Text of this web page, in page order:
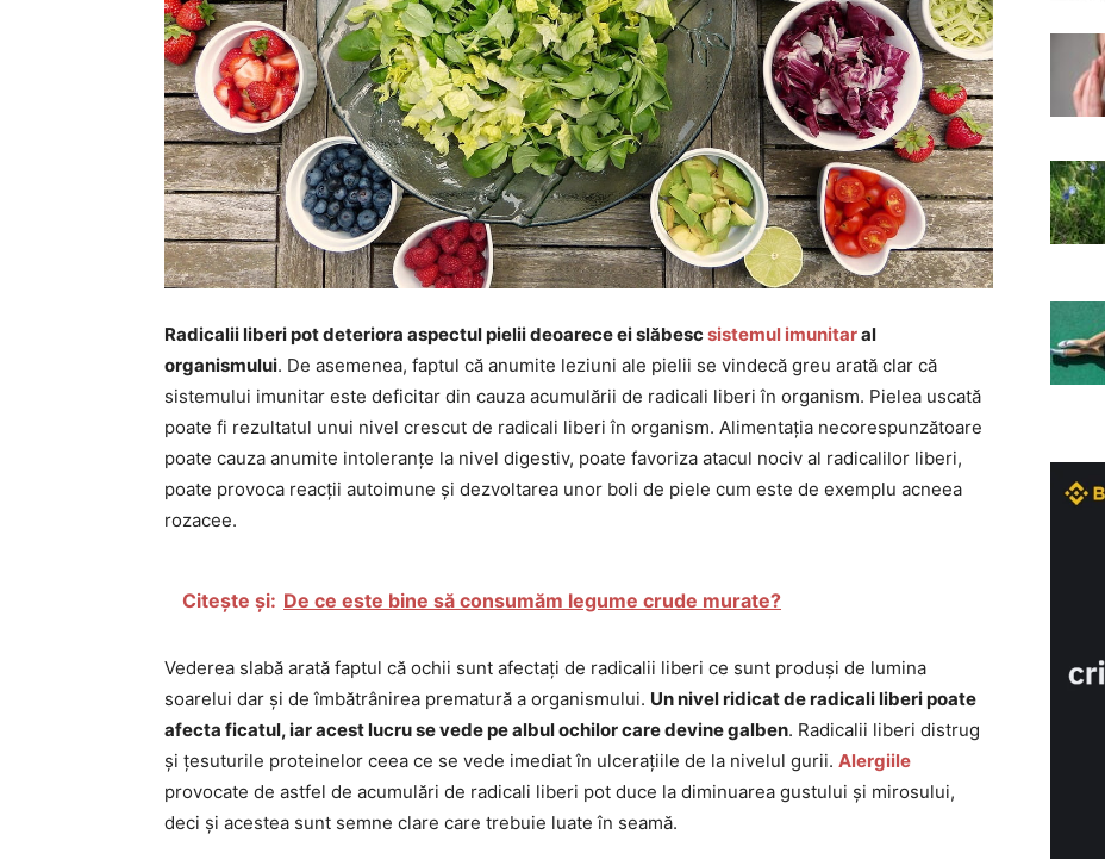
Radicalii liberi pot deteriora aspectul pielii deoarece ei slăbescsistemul imunitaral
organismului. De asemenea, faptul că anumite leziuni ale pielii se vindecă greu arată clar că
sistemului imunitar este deficitar din cauza acumulării de radicali liberi în organism. Pielea uscată
poate fi rezultatul unui nivel crescut de radicali liberi în organism. Alimentația necorespunzătoare
poate cauza anumite intoleranțe la nivel digestiv, poate favoriza atacul nociv al radicalilor liberi,
poate provoca reacții autoimune și dezvoltarea unor boli de piele cum este de exemplu acneea
rozacee.
Citește și: De ce este bine să consumăm legume crude murate?
Vederea slabă arată faptul că ochii sunt afectați de radicalii liberi ce sunt produși de lumina
soarelui dar și de îmbătrânirea prematură a organismului. Un nivel ridicat de radicali liberi poate
afecta ficatul, iar acest lucru se vede pe albul ochilor care devine galben. Radicalii liberi distrug
și țesuturile proteinelor ceea ce se vede imediat în ulcerațiile de la nivelul gurii. Alergiile
provocate de astfel de acumulări de radicali liberi pot duce la diminuarea gustului și mirosului,
deci și acestea sunt semne clare care trebuie luate în seamă.